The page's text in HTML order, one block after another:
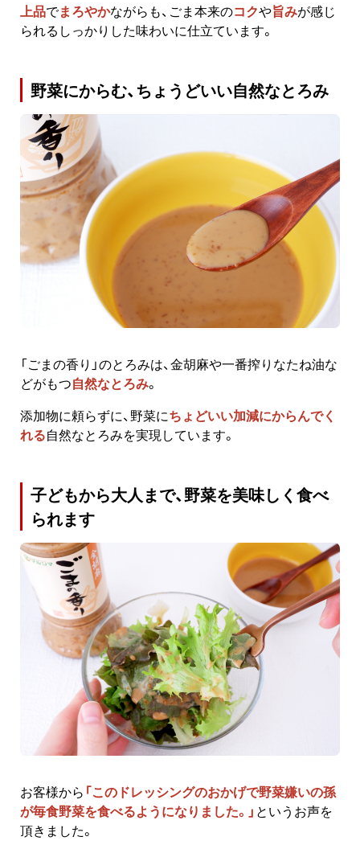
上品でまろやかながらも、ごま本来のコクや旨みが感じ
られるしっかりした味わいに仕立ています。
野菜にからむ、ちょうどいい自然なとろみ
「ごまの香り」のとろみは、金胡麻や一番搾りなたね油な
どがもつ自然なとろみ。
添加物に頼らずに、野菜にちょどいい加減にからんでく
れる自然なとろみを実現しています。
子どもから大人まで、野菜を美味しく食べ
られます
お客様から 「このドレッシングのおかげで野菜嫌いの孫
が毎食野菜を食べるようになりました。」 というお声を
頂きました。